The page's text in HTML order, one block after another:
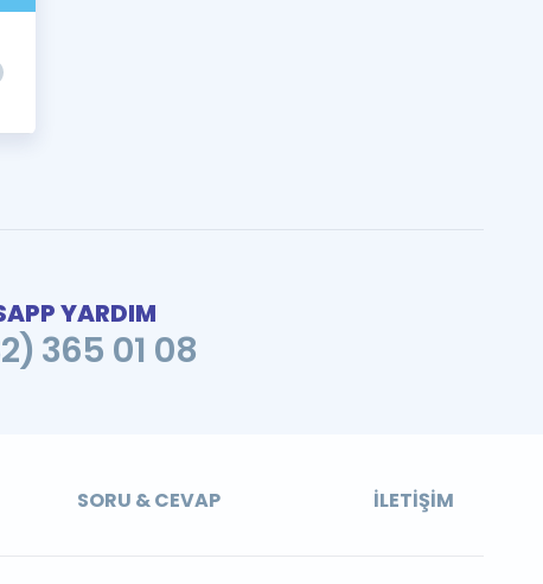
YARDIM
365 01 08
SORU & CEVAP İLETIŞIM